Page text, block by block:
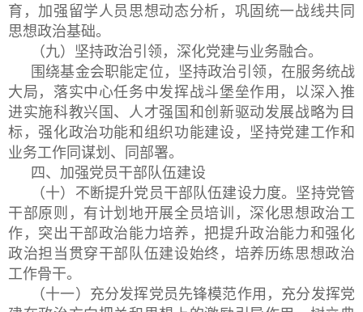
育，加强留学人员思想动态分析，巩固统一战线共同
思想政治基础。
（九）坚持政治引领，深化党建与业务融合。
围绕基金会职能定位，坚持政治引领，在服务统战
大局，落实中心任务中发挥战斗堡垒作用，以深入推
进实施科教兴国、人才强国和创新驱动发展战略为目
标，强化政治功能和组织功能建设，坚持党建工作和
业务工作同谋划、同部署。
四、加强党员干部队伍建设
（十）不断提升党员干部队伍建设力度。坚持党管
干部原则，有计划地开展全员培训，深化思想政治工
作，突出干部政治能力培养，把提升政治能力和强化
政治担当贯穿干部队伍建设始终，培养历练思想政治
工作骨干。
（十一）充分发挥党员先锋模范作用，充分发挥党